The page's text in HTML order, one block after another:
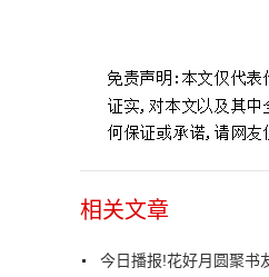
相关文章
今日播报!花好月圆聚书